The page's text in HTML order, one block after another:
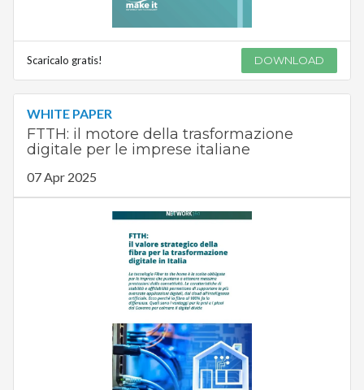
Scaricalo gratis! DOWNLOAD
WHITE PAPER
FTTH: il motore della trasformazione
digitale per le imprese italiane
07 Apr 2025